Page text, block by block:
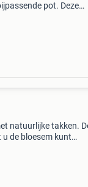
pot. Deze
natuurlijke takken.
de bloesem kunt